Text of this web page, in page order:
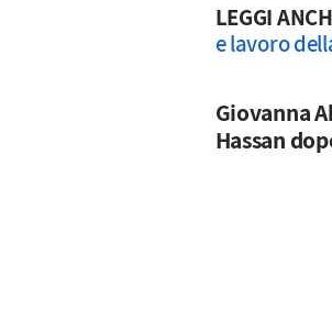
LEGGI
e lavoro
Giovanna
Hassan